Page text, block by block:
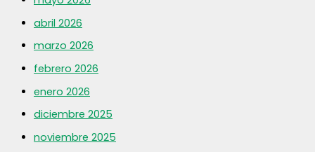
abril 2026
marzo 2026
febrero 2026
enero 2026
diciembre 2025
noviembre 2025